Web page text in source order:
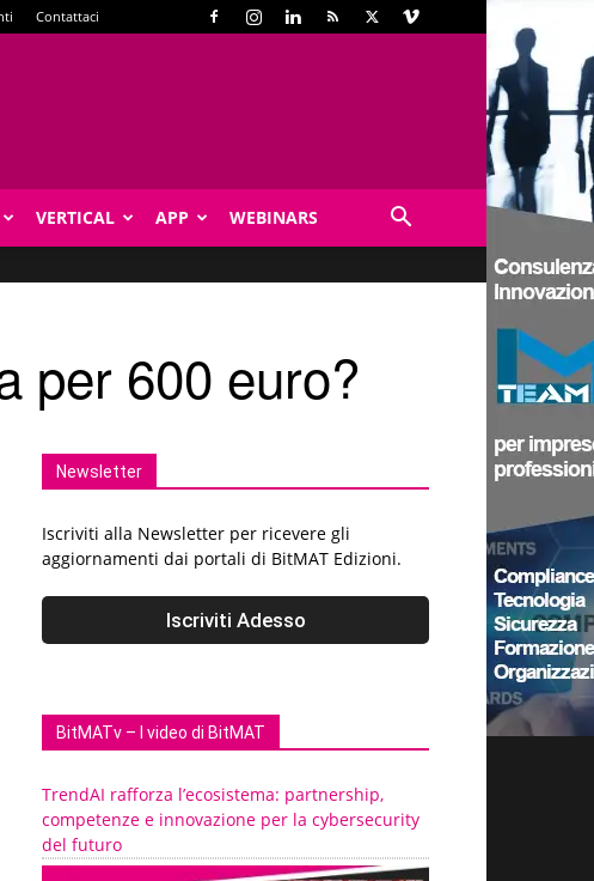
Contattaci
VERTICAL APP WEBINARS
per 600 euro?
Newsletter
Iscriviti alla Newsletter per ricevere gli
aggiornamenti dai portali di BitMAT Edizioni.
BitMATv – I video di BitMAT
TrendAI rafforza l’ecosistema: partnership,
competenze e innovazione per la cybersecurity
del futuro